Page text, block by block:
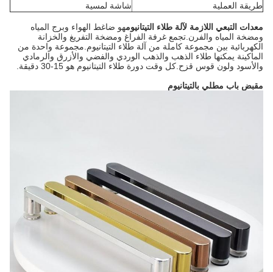
طريقة العملية
شاشة لمسية
معدات التبعي اللازمة لآلة طلاء التيتانيومهو ضاغط الهواء وبرج المياه
ومضخة المياه والفرن.تجمع غرفة الفراغ ومضخة التفريغ والخزانة
الكهربائية بين مجموعة كاملة من آلة طلاء التيتانيوم.مجموعة واحدة من
الماكينة يمكنها طلاء الذهب والذهب الوردي والفضي والأزرق والرمادي
والأسود ولون قوس قزح.كل وقت دورة طلاء التيتانيوم هو 15-30 دقيقة.
مقبض باب مطلي بالتيتانيوم